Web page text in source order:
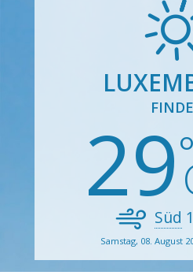
29
Süd
Samstag, 08. August